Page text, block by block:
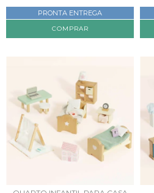
PRONTA ENTREGA